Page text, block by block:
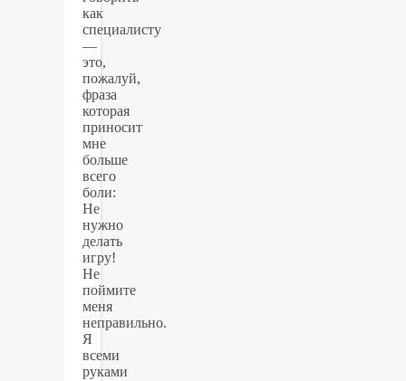
как
специалисту
—
это,
пожалуй,
фраза
которая
приносит
мне
больше
всего
боли:
Не
нужно
делать
игру!
Не
поймите
меня
неправильно.
Я
всеми
руками